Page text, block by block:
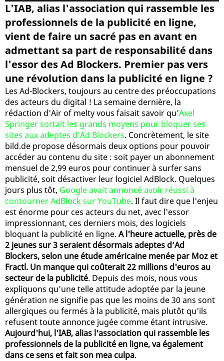
L'IAB, alias l'association qui rassemble les
professionnels de la publicité en ligne,
vient de faire un sacré pas en avant en
admettant sa part de responsabilité dans
l'essor des Ad Blockers. Premier pas vers
une révolution dans la publicité en ligne ?
Les Ad-Blockers, toujours au centre des préoccupations
des acteurs du digital ! La semaine dernière, la
rédaction d'Air of melty vous faisait savoir qu'Axel
Springer sortait les grands moyens pour bloquer ses
sites aux adeptes d'Ad Blockers. Concrètement, le site
bild.de propose désormais deux options pour pouvoir
accéder au contenu du site : soit payer un abonnement
mensuel de 2,99 euros pour continuer à surfer sans
publicité, soit désactiver leur logiciel AdBlock. Quelques
jours plus tôt, Google avait annoncé avoir réussi à
contourner AdBlock sur YouTube. Il faut dire que l'enjeu
est énorme pour ces acteurs du net, avec l'essor
impressionnant, ces derniers mois, des logiciels
bloquant la publicité en ligne. A l'heure actuelle, près de
2 jeunes sur 3 seraient désormais adeptes d’Ad
Blockers, selon une étude américaine menée par Moz et
Fractl. Un manque qui coûterait 22 millions d'euros au
secteur de la publicité. Depuis des mois, nous vous
expliquons qu'une telle attitude adoptée par la jeune
génération ne signifie pas que les moins de 30 ans sont
allergiques ou fermés à la publicité, mais plutôt qu'ils
refusent toute annonce jugée comme étant intrusive.
Aujourd'hui, l'IAB, alias l'association qui rassemble les
professionnels de la publicité en ligne, va également
dans ce sens et fait son mea culpa.